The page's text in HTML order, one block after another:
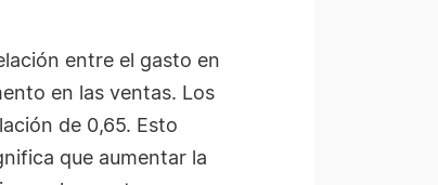
entre el gasto en
en las ventas. Los
de 0,65. Esto
que aumentar la